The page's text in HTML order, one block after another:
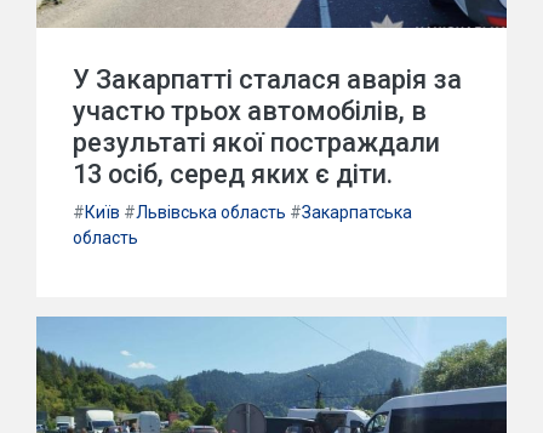
У Закарпатті сталася аварія за
участю трьох автомобілів, в
результаті якої постраждали
13 осіб, серед яких є діти.
#Київ #Львівська область #Закарпатська
область